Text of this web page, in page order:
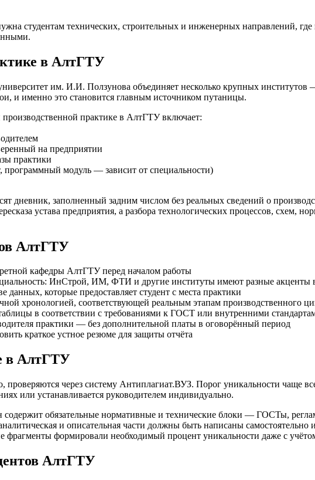
студентам технических, строительных и инженерных направлений, где
в АлтГТУ
им. И.И. Ползунова объединяет несколько крупных
и именно это становится главным источником путаницы.
практике в АлтГТУ включает:
на предприятии
практики
программный модуль — зависит от специальности)
дневник, заполненный задним числом без реальных сведений о
устава предприятия, а разбора технологических процессов,
АлтГТУ
кафедры АлтГТУ перед началом работы
ИнСтрой, ИМ, ФТИ и другие институты имеют разные акценты
которые предоставляет студент с места практики
хронологией, соответствующей реальным этапам производственного
в соответствии с требованиями к ГОСТ или внутренними
практики — без дополнительной платы в оговорённый период
краткое устное резюме для защиты отчёта
в АлтГТУ
через систему Антиплагиат.ВУЗ. Порог уникальности чаще
или устанавливается руководителем индивидуально.
содержит обязательные нормативные и технические блоки — ГОСТы,
и описательная части должны быть написаны
фрагменты формировали необходимый процент уникальности даже с
АлтГТУ